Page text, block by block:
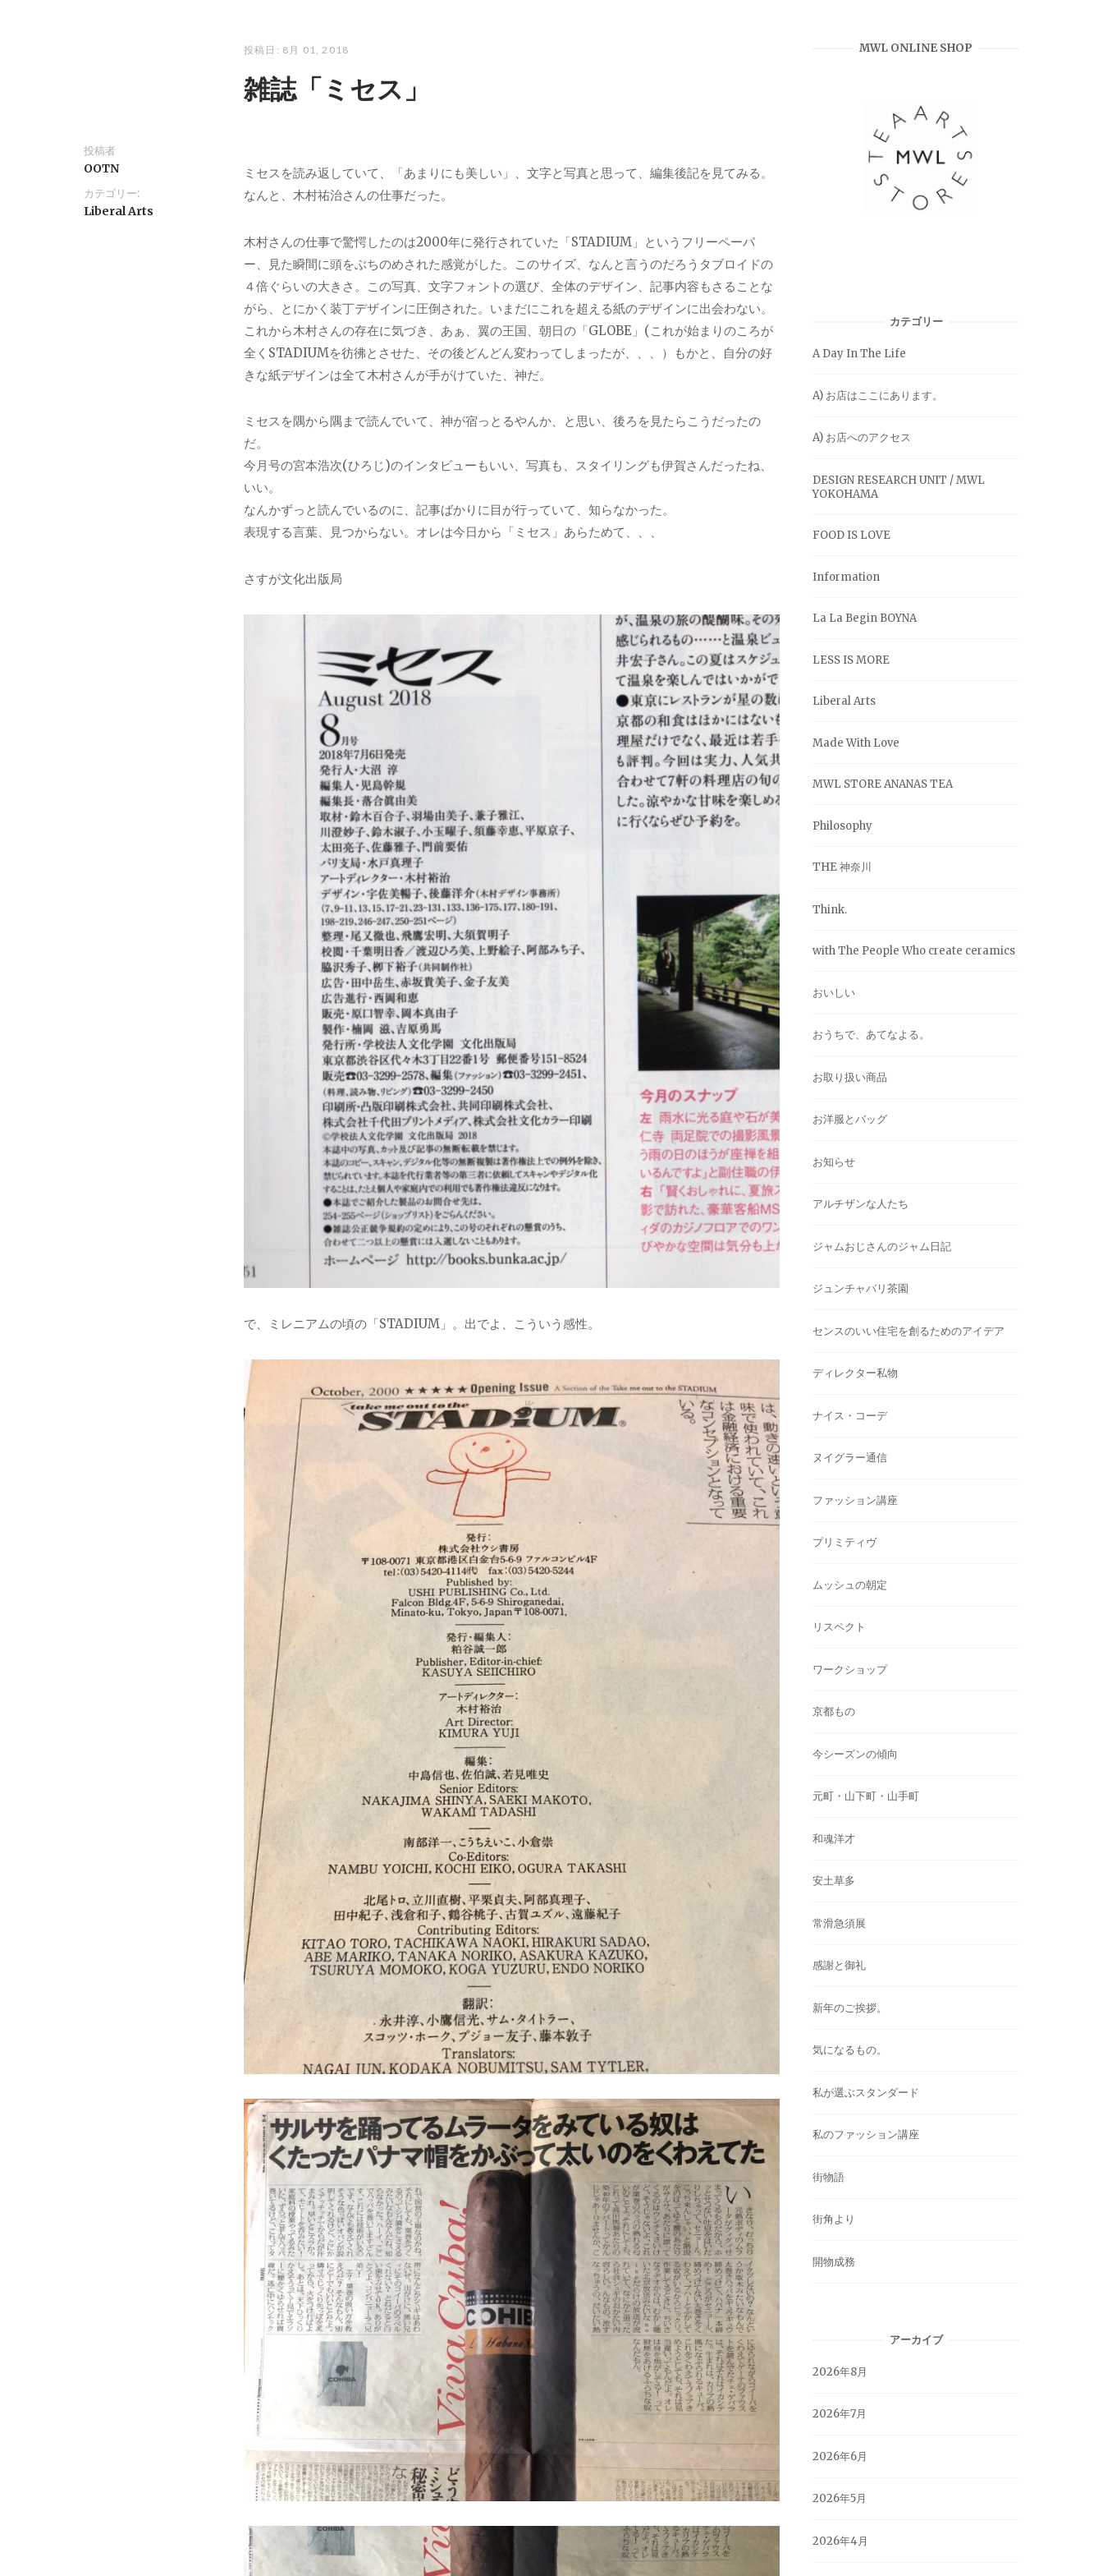
投稿日: 8月 01, 2018
雑誌「ミセス」
投稿者
OOTN
カテゴリー:
Liberal Arts
ミセスを読み返していて、「あまりにも美しい」、文字と写真と思って、編集後記を見てみる。
なんと、木村祐治さんの仕事だった。
木村さんの仕事で驚愕したのは2000年に発行されていた「STADIUM」というフリーペーパ
ー、見た瞬間に頭をぶちのめされた感覚がした。このサイズ、なんと言うのだろうタブロイドの
４倍ぐらいの大きさ。この写真、文字フォントの選び、全体のデザイン、記事内容もさることな
がら、とにかく装丁デザインに圧倒された。いまだにこれを超える紙のデザインに出会わない。
これから木村さんの存在に気づき、あぁ、翼の王国、朝日の「GLOBE」(これが始まりのころが
全くSTADIUMを彷彿とさせた、その後どんどん変わってしまったが、、、）もかと、自分の好
きな紙デザインは全て木村さんが手がけていた、神だ。
ミセスを隅から隅まで読んでいて、神が宿っとるやんか、と思い、後ろを見たらこうだったの
だ。
今月号の宮本浩次(ひろじ)のインタビューもいい、写真も、スタイリングも伊賀さんだったね、
いい。
なんかずっと読んでいるのに、記事ばかりに目が行っていて、知らなかった。
表現する言葉、見つからない。オレは今日から「ミセス」あらためて、、、
さすが文化出版局
で、ミレニアムの頃の「STADIUM」。出でよ、こういう感性。
MWL ONLINE SHOP
カテゴリー
A Day In The Life
A) お店はここにあります。
A) お店へのアクセス
DESIGN RESEARCH UNIT / MWL
YOKOHAMA
FOOD IS LOVE
Information
La La Begin BOYNA
LESS IS MORE
Liberal Arts
Made With Love
MWL STORE ANANAS TEA
Philosophy
THE 神奈川
Think.
with The People Who create ceramics
おいしい
おうちで、あてなよる。
お取り扱い商品
お洋服とバッグ
お知らせ
アルチザンな人たち
ジャムおじさんのジャム日記
ジュンチャバリ茶園
センスのいい住宅を創るためのアイデア
ディレクター私物
ナイス・コーデ
ヌイグラー通信
ファッション講座
プリミティヴ
ムッシュの朝定
リスペクト
ワークショップ
京都もの
今シーズンの傾向
元町・山下町・山手町
和魂洋才
安土草多
常滑急須展
感謝と御礼
新年のご挨拶。
気になるもの。
私が選ぶスタンダード
私のファッション講座
街物語
街角より
開物成務
アーカイブ
2026年8月
2026年7月
2026年6月
2026年5月
2026年4月